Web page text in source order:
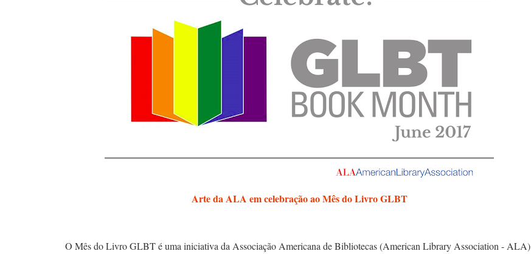
Arte da ALA em celebração ao Mês do Livro GLBT
O Mês do Livro GLBT é uma iniciativa da Associação Americana de Bibliotecas (American Library Association - ALA)